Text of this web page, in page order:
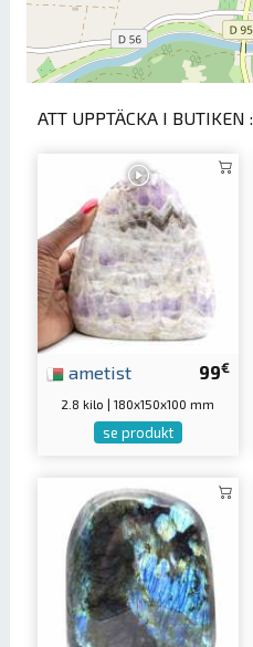
ATT UPPTÄCKA I BUTIKEN :
99€
ametist
2.8 kilo | 180x150x100 mm
se produkt